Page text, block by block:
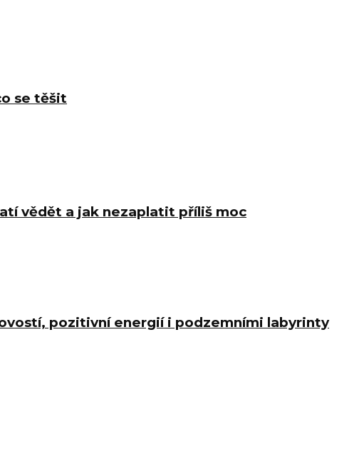
se těšit
vědět a jak nezaplatit příliš moc
pozitivní energií i podzemními labyrinty